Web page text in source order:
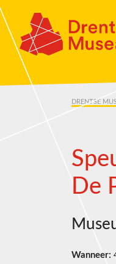
Skip navigation
DRENTSE
De
Wanneer: